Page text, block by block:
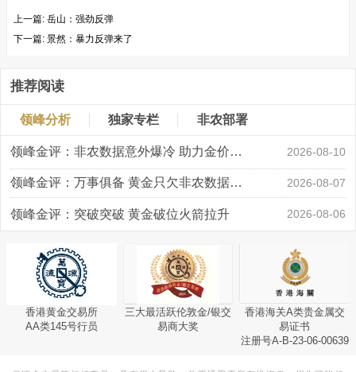
上一篇: 岳山：强劲反弹
下一篇: 景然：暴力反弹来了
推荐阅读
领峰分析 独家专栏 非农部署
领峰金评：非农数据意外爆冷 助力金价大涨创新高 2026-08-10
领峰金评：万事俱备 黄金只欠非农数据“东风” 2026-08-07
领峰金评：突破突破 黄金破位火箭拉升 2026-08-06
香港黄金交易所
AA类145号行员
三大最活跃伦敦金/银交
易商大奖
香港海关A类贵金属交
易证书
注册号A-B-23-06-00639